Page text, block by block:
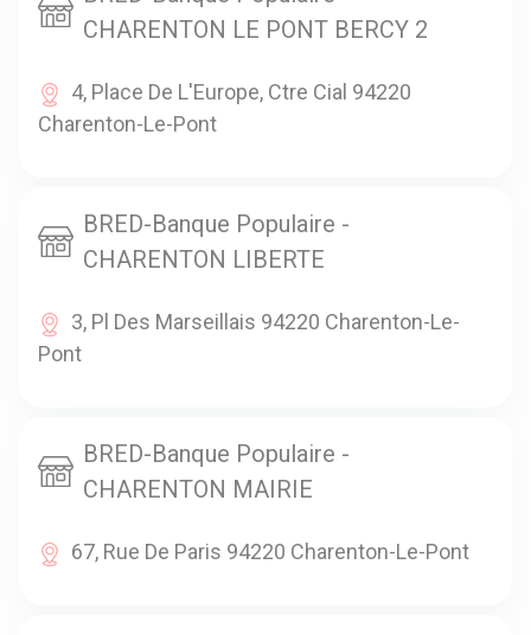
CHARENTON LE PONT BERCY 2
4, Place De L'Europe, Ctre Cial 94220
Charenton-Le-Pont
BRED-Banque Populaire -
CHARENTON LIBERTE
3, Pl Des Marseillais 94220 Charenton-Le-
Pont
BRED-Banque Populaire -
CHARENTON MAIRIE
67, Rue De Paris 94220 Charenton-Le-Pont